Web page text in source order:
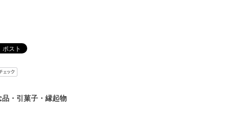
品・引菓子・縁起物